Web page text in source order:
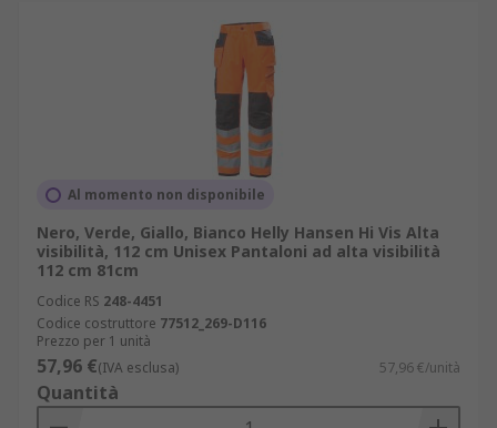
Al momento non disponibile
Nero, Verde, Giallo, Bianco Helly Hansen Hi Vis Alta
visibilità, 112 cm Unisex Pantaloni ad alta visibilità
112 cm 81cm
Codice RS 248-4451
Codice costruttore 77512_269-D116
Prezzo per 1 unità
57,96 €(IVA esclusa) 57,96 €/unità
Quantità